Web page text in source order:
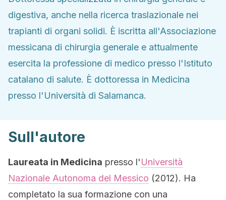
digestiva, anche nella ricerca traslazionale nei
trapianti di organi solidi. È iscritta all'Associazione
messicana di chirurgia generale e attualmente
esercita la professione di medico presso l'Istituto
catalano di salute. È dottoressa in Medicina
presso l'Università di Salamanca.
Sull'autore
Laureata in Medicina presso l'Università
Nazionale Autonoma del Messico (2012). Ha
completato la sua formazione con una